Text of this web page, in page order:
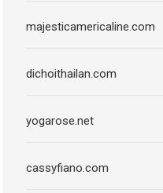
majesticamericaline.com
dichoithailan.com
yogarose.net
cassyfiano.com